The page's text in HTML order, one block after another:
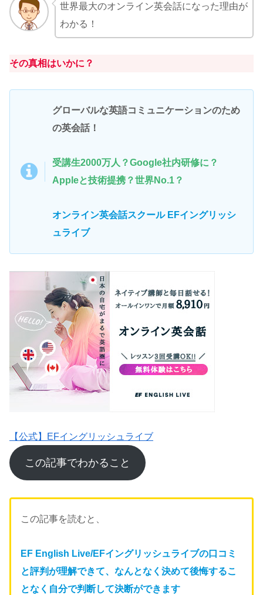
世界最大のオンライン英会話になった理由が
わかる！
その真相はいかに？
グローバルな英語コミュニケーションのため
の英会話！
受講生2000万人？Google社内研修に？
Appleと技術提携？世界No.1？
オンライン英会話スクールEFイングリッシ
ュライブ
【公式】EFイングリッシュライブ
この記事でわかること
この記事を読むと、
EF English Live/EFイングリッシュライブの口コミ
と評判が理解できて、 なんとなく決めて後悔するこ
となく自分で判断して決断ができます